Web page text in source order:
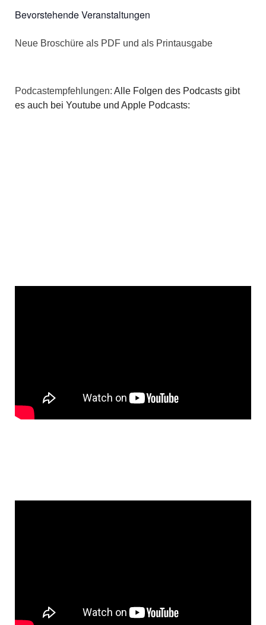
i
a
Bevorstehende Veranstaltungen
Neue Broschüre als PDF und als Printausgabe
Podcastempfehlungen: Alle Folgen des Podcasts gibt
es auch bei Youtube und Apple Podcasts: